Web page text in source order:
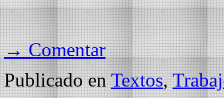
→ Comentar
Publicado en Textos,